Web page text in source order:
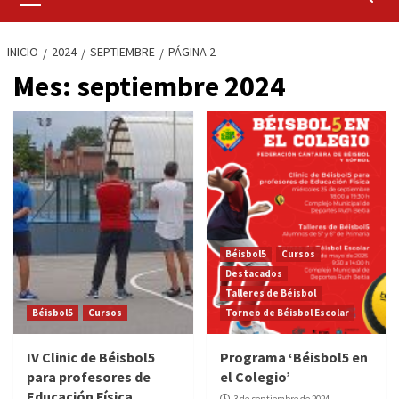
INICIO 2024 SEPTIEMBRE PÁGINA 2
Mes: septiembre 2024
Béisbol5 Cursos
IV Clinic de Béisbol5
para profesores de
Béisbol5
Cursos
Destacados
Talleres de Béisbol
Torneo de Béisbol Escolar
Programa ‘Béisbol5 en
el Colegio’